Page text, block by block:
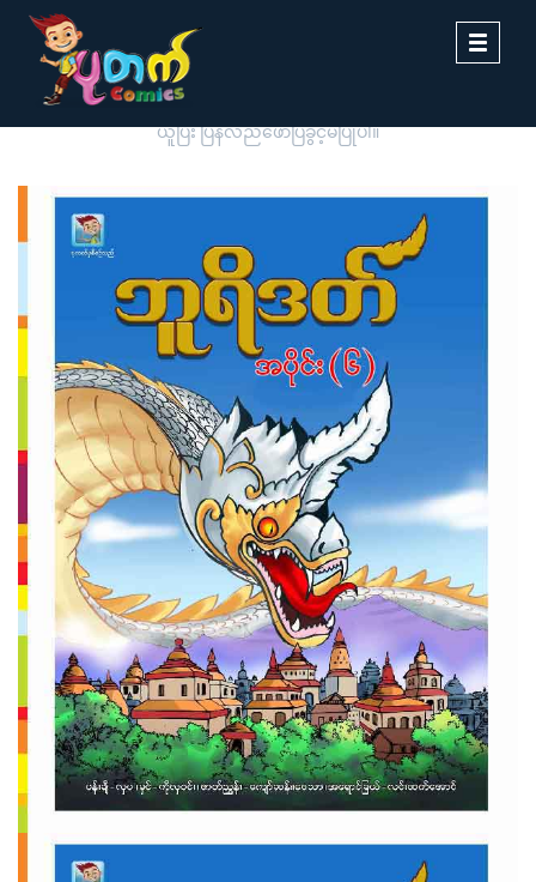
Toggle
ပုတက်ကာတွန်းမှ မူပိုင်စီစဉ်တင်ဆက်ထားခြင်းဖြစ်ပါသည်။ တစ်ဆင့်ကူး
ယူပြီး ပြန်လည်ဖော်ပြခွင့်မပြုပါ။